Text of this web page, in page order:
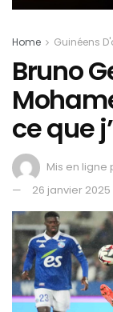
Home Guinéens
Bruno
ce que
Mis en ligne
26 janvier 2025